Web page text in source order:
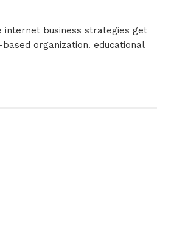
internet business strategies get
organization. educational